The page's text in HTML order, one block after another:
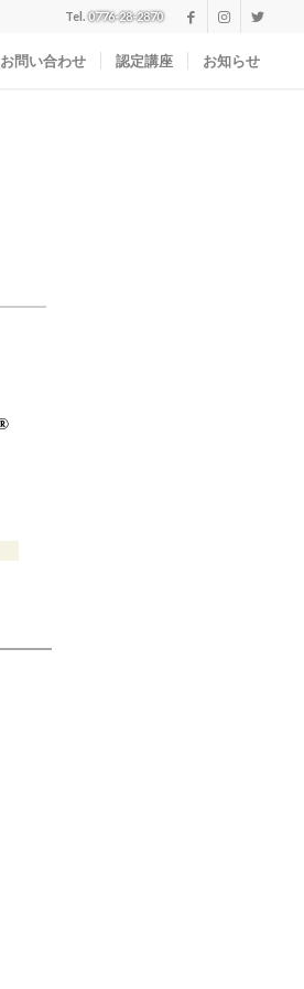
Tel. 0776-28-2870
お問い合わせ 認定講座 お知らせ